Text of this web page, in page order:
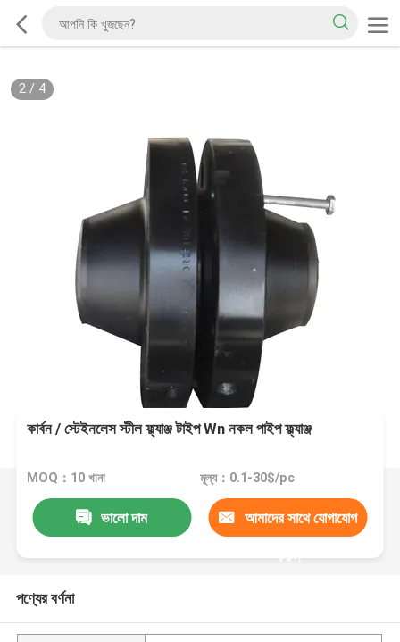
2/ 4
কার্বন / স্টেইনলেস স্টীল ফ্ল্যাঞ্জ টাইপ Wn নকল পাইপ ফ্ল্যাঞ্জ
MOQ：10 খানা মূল্য：0.1-30$/pc
ভালো দাম আমাদের সাথে যোগাযোগ
করুন
পণ্যের বর্ণনা